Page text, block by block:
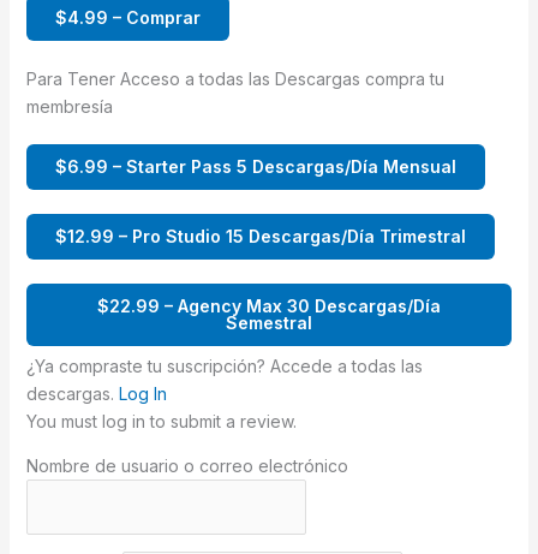
$4.99 – Comprar
Para Tener Acceso a todas las Descargas compra tu
membresía
$6.99 – Starter Pass 5 Descargas/Día Mensual
$12.99 – Pro Studio 15 Descargas/Día Trimestral
$22.99 – Agency Max 30 Descargas/Día
Semestral
¿Ya compraste tu suscripción? Accede a todas las
descargas. Log In
You must log in to submit a review.
Nombre de usuario o correo electrónico